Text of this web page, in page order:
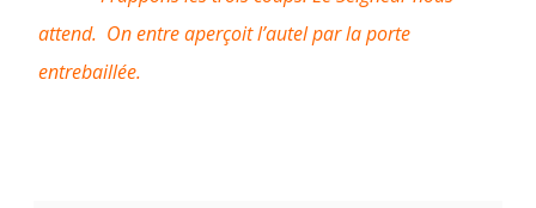
attend. On entre aperçoit l’autel par la porte
entrebaillée.